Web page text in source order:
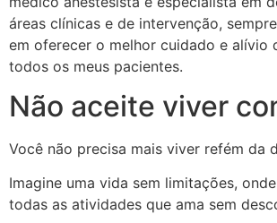
áreas clínicas e de intervenção,
em oferecer o melhor cuidado e alívio
todos os meus pacientes.
Não aceite viver
Você não precisa mais viver refém da
Imagine uma vida sem limitações,
todas as atividades que ama sem